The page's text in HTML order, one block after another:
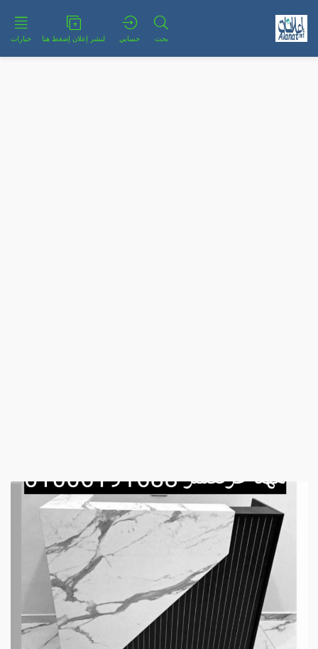
بحث حسابي لنشر إعلان إضغط هنا خيارات